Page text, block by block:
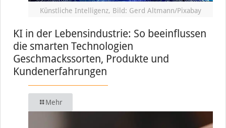
Künstliche Intelligenz, Bild: Gerd Altmann/Pixabay
KI in der Lebensindustrie: So beeinflussen
die smarten Technologien
Geschmackssorten, Produkte und
Kundenerfahrungen
Mehr